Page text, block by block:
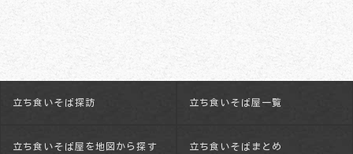
立ち食いそば探訪 立ち食いそば屋一覧
立ち食いそば屋を地図から探す 立ち食いそばまとめ